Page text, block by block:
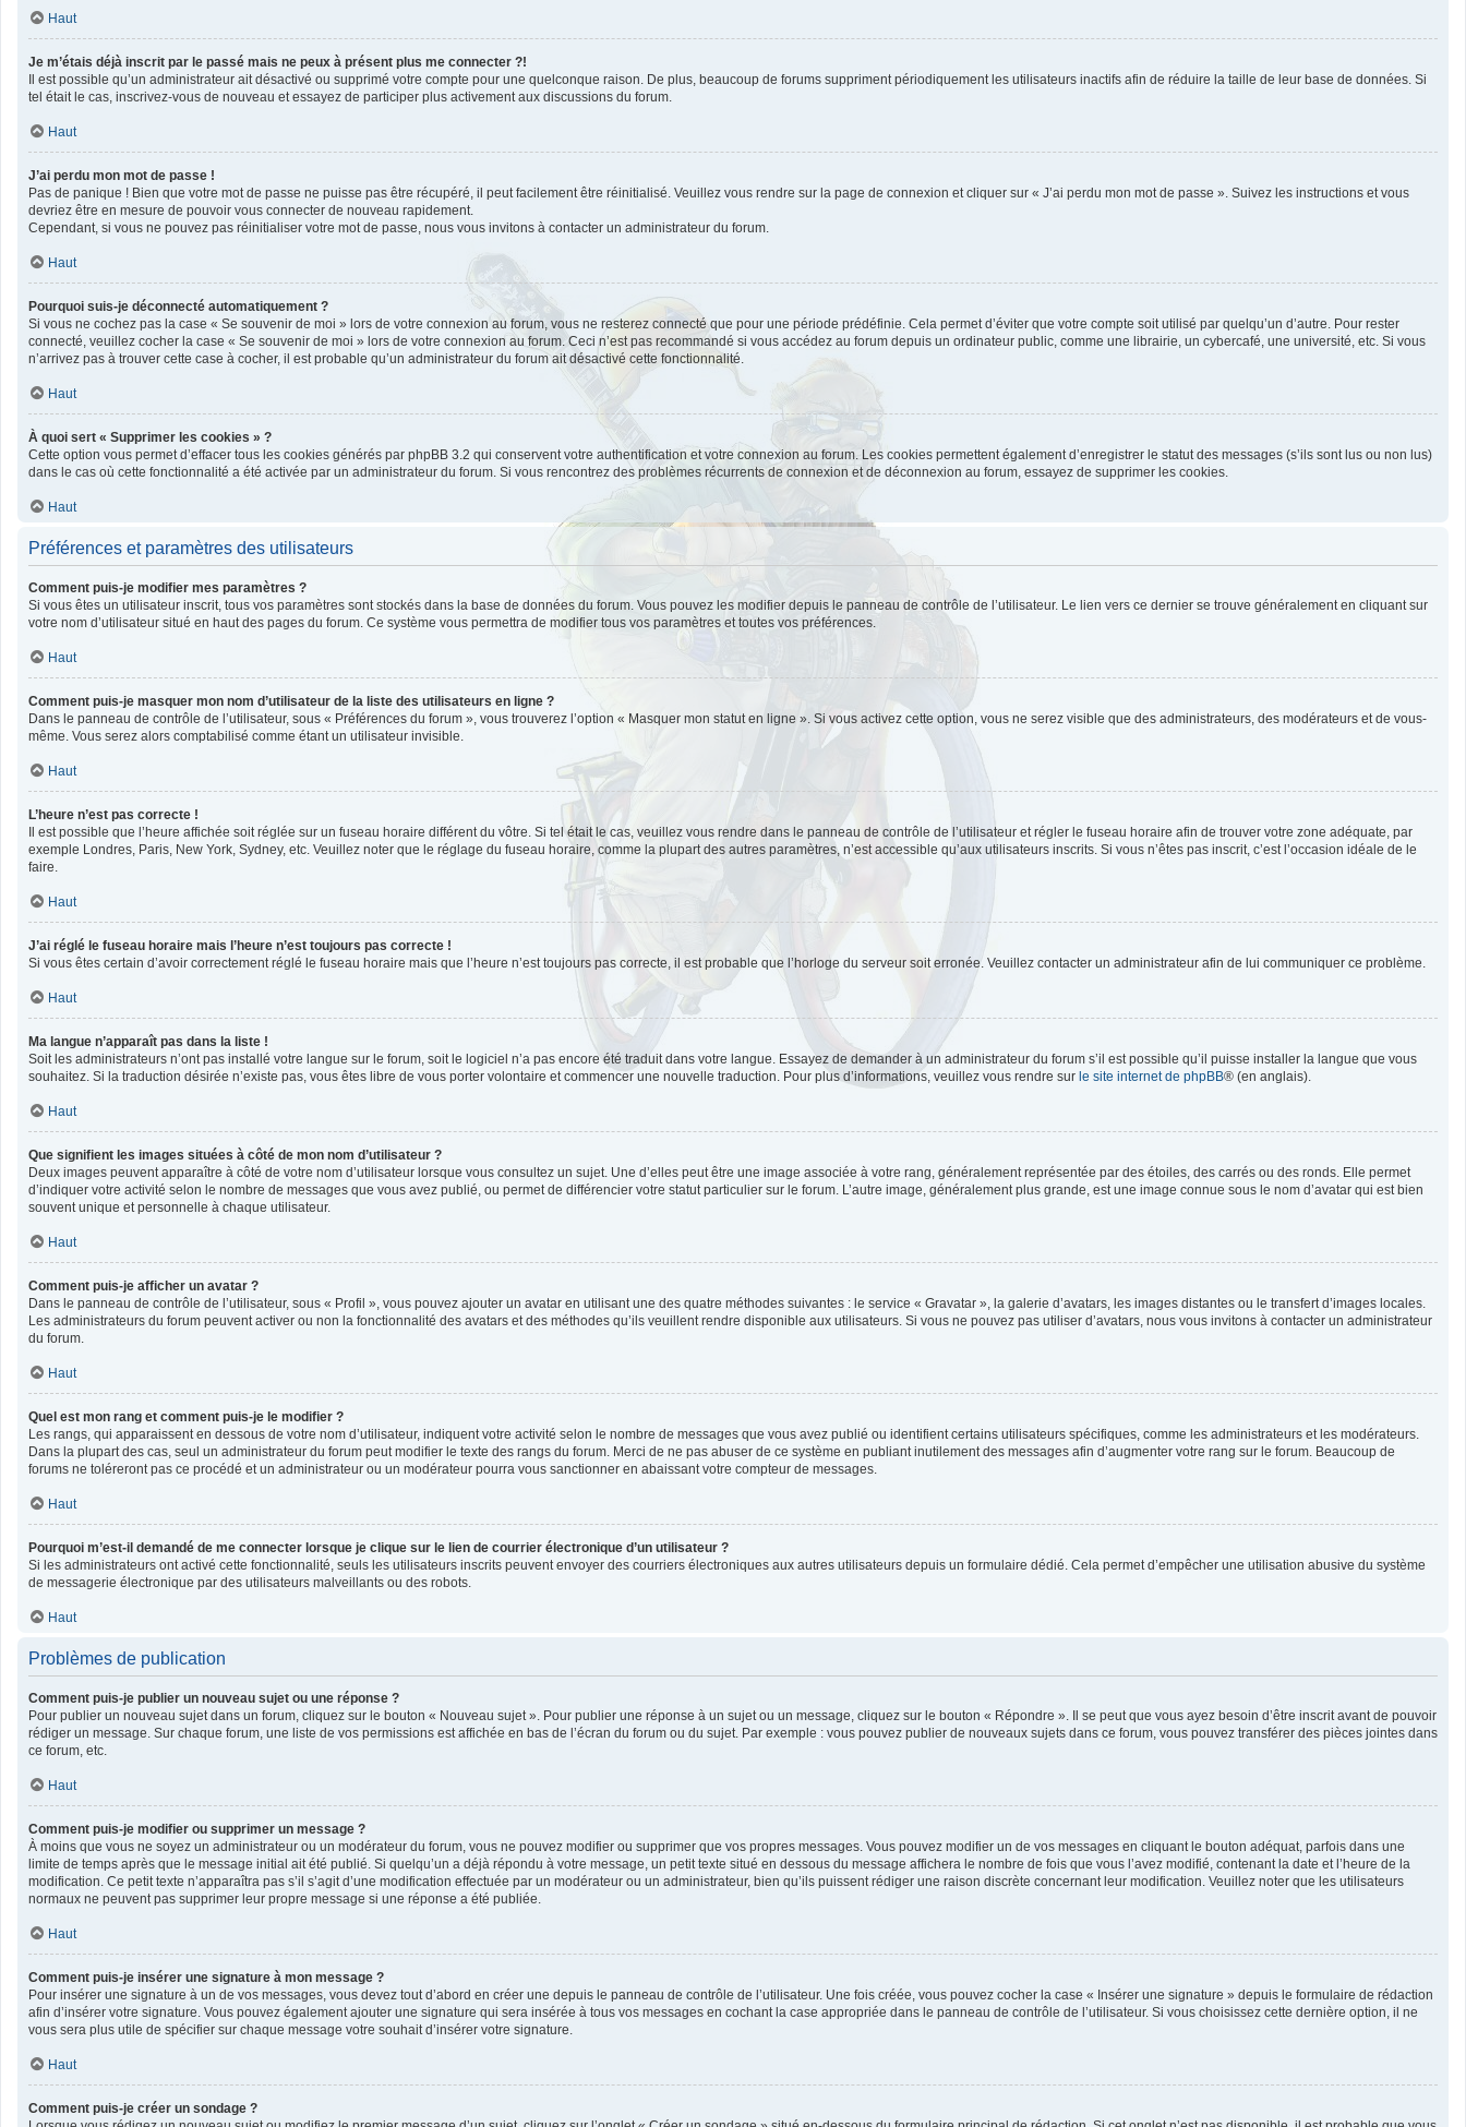
Haut
Je m’étais déjà inscrit par le passé mais ne peux à présent plus me connecter ?!
Il est possible qu’un administrateur ait désactivé ou supprimé votre compte pour une quelconque raison. De plus, beaucoup de forums suppriment périodiquement les utilisateurs inactifs afin de réduire la taille de leur base de données. Si
tel était le cas, inscrivez-vous de nouveau et essayez de participer plus activement aux discussions du forum.
Haut
J’ai perdu mon mot de passe !
Pas de panique ! Bien que votre mot de passe ne puisse pas être récupéré, il peut facilement être réinitialisé. Veuillez vous rendre sur la page de connexion et cliquer sur « J’ai perdu mon mot de passe ». Suivez les instructions et vous
devriez être en mesure de pouvoir vous connecter de nouveau rapidement.
Cependant, si vous ne pouvez pas réinitialiser votre mot de passe, nous vous invitons à contacter un administrateur du forum.
Haut
Pourquoi suis-je déconnecté automatiquement ?
Si vous ne cochez pas la case « Se souvenir de moi » lors de votre connexion au forum, vous ne resterez connecté que pour une période prédéfinie. Cela permet d’éviter que votre compte soit utilisé par quelqu’un d’autre. Pour rester
connecté, veuillez cocher la case « Se souvenir de moi » lors de votre connexion au forum. Ceci n’est pas recommandé si vous accédez au forum depuis un ordinateur public, comme une librairie, un cybercafé, une université, etc. Si vous
n’arrivez pas à trouver cette case à cocher, il est probable qu’un administrateur du forum ait désactivé cette fonctionnalité.
Haut
À quoi sert « Supprimer les cookies » ?
Cette option vous permet d’effacer tous les cookies générés par phpBB 3.2 qui conservent votre authentification et votre connexion au forum. Les cookies permettent également d’enregistrer le statut des messages (s’ils sont lus ou non lus)
dans le cas où cette fonctionnalité a été activée par un administrateur du forum. Si vous rencontrez des problèmes récurrents de connexion et de déconnexion au forum, essayez de supprimer les cookies.
Haut
Préférences et paramètres des utilisateurs
Comment puis-je modifier mes paramètres ?
Si vous êtes un utilisateur inscrit, tous vos paramètres sont stockés dans la base de données du forum. Vous pouvez les modifier depuis le panneau de contrôle de l’utilisateur. Le lien vers ce dernier se trouve généralement en cliquant sur
votre nom d’utilisateur situé en haut des pages du forum. Ce système vous permettra de modifier tous vos paramètres et toutes vos préférences.
Haut
Comment puis-je masquer mon nom d’utilisateur de la liste des utilisateurs en ligne ?
Dans le panneau de contrôle de l’utilisateur, sous « Préférences du forum », vous trouverez l’option « Masquer mon statut en ligne ». Si vous activez cette option, vous ne serez visible que des administrateurs, des modérateurs et de vous-
même. Vous serez alors comptabilisé comme étant un utilisateur invisible.
Haut
L’heure n’est pas correcte !
Il est possible que l’heure affichée soit réglée sur un fuseau horaire différent du vôtre. Si tel était le cas, veuillez vous rendre dans le panneau de contrôle de l’utilisateur et régler le fuseau horaire afin de trouver votre zone adéquate, par
exemple Londres, Paris, New York, Sydney, etc. Veuillez noter que le réglage du fuseau horaire, comme la plupart des autres paramètres, n’est accessible qu’aux utilisateurs inscrits. Si vous n’êtes pas inscrit, c’est l’occasion idéale de le
faire.
Haut
J’ai réglé le fuseau horaire mais l’heure n’est toujours pas correcte !
Si vous êtes certain d’avoir correctement réglé le fuseau horaire mais que l’heure n’est toujours pas correcte, il est probable que l’horloge du serveur soit erronée. Veuillez contacter un administrateur afin de lui communiquer ce problème.
Haut
Ma langue n’apparaît pas dans la liste !
Soit les administrateurs n’ont pas installé votre langue sur le forum, soit le logiciel n’a pas encore été traduit dans votre langue. Essayez de demander à un administrateur du forum s’il est possible qu’il puisse installer la langue que vous
souhaitez. Si la traduction désirée n’existe pas, vous êtes libre de vous porter volontaire et commencer une nouvelle traduction. Pour plus d’informations, veuillez vous rendre sur le site internet de phpBB® (en anglais).
Haut
Que signifient les images situées à côté de mon nom d’utilisateur ?
Deux images peuvent apparaître à côté de votre nom d’utilisateur lorsque vous consultez un sujet. Une d’elles peut être une image associée à votre rang, généralement représentée par des étoiles, des carrés ou des ronds. Elle permet
d’indiquer votre activité selon le nombre de messages que vous avez publié, ou permet de différencier votre statut particulier sur le forum. L’autre image, généralement plus grande, est une image connue sous le nom d’avatar qui est bien
souvent unique et personnelle à chaque utilisateur.
Haut
Comment puis-je afficher un avatar ?
Dans le panneau de contrôle de l’utilisateur, sous « Profil », vous pouvez ajouter un avatar en utilisant une des quatre méthodes suivantes : le service « Gravatar », la galerie d’avatars, les images distantes ou le transfert d’images locales.
Les administrateurs du forum peuvent activer ou non la fonctionnalité des avatars et des méthodes qu’ils veuillent rendre disponible aux utilisateurs. Si vous ne pouvez pas utiliser d’avatars, nous vous invitons à contacter un administrateur
du forum.
Haut
Quel est mon rang et comment puis-je le modifier ?
Les rangs, qui apparaissent en dessous de votre nom d’utilisateur, indiquent votre activité selon le nombre de messages que vous avez publié ou identifient certains utilisateurs spécifiques, comme les administrateurs et les modérateurs.
Dans la plupart des cas, seul un administrateur du forum peut modifier le texte des rangs du forum. Merci de ne pas abuser de ce système en publiant inutilement des messages afin d’augmenter votre rang sur le forum. Beaucoup de
forums ne toléreront pas ce procédé et un administrateur ou un modérateur pourra vous sanctionner en abaissant votre compteur de messages.
Haut
Pourquoi m’est-il demandé de me connecter lorsque je clique sur le lien de courrier électronique d’un utilisateur ?
Si les administrateurs ont activé cette fonctionnalité, seuls les utilisateurs inscrits peuvent envoyer des courriers électroniques aux autres utilisateurs depuis un formulaire dédié. Cela permet d’empêcher une utilisation abusive du système
de messagerie électronique par des utilisateurs malveillants ou des robots.
Haut
Problèmes de publication
Comment puis-je publier un nouveau sujet ou une réponse ?
Pour publier un nouveau sujet dans un forum, cliquez sur le bouton « Nouveau sujet ». Pour publier une réponse à un sujet ou un message, cliquez sur le bouton « Répondre ». Il se peut que vous ayez besoin d’être inscrit avant de pouvoir
rédiger un message. Sur chaque forum, une liste de vos permissions est affichée en bas de l’écran du forum ou du sujet. Par exemple : vous pouvez publier de nouveaux sujets dans ce forum, vous pouvez transférer des pièces jointes dans
ce forum, etc.
Haut
Comment puis-je modifier ou supprimer un message ?
À moins que vous ne soyez un administrateur ou un modérateur du forum, vous ne pouvez modifier ou supprimer que vos propres messages. Vous pouvez modifier un de vos messages en cliquant le bouton adéquat, parfois dans une
limite de temps après que le message initial ait été publié. Si quelqu’un a déjà répondu à votre message, un petit texte situé en dessous du message affichera le nombre de fois que vous l’avez modifié, contenant la date et l’heure de la
modification. Ce petit texte n’apparaîtra pas s’il s’agit d’une modification effectuée par un modérateur ou un administrateur, bien qu’ils puissent rédiger une raison discrète concernant leur modification. Veuillez noter que les utilisateurs
normaux ne peuvent pas supprimer leur propre message si une réponse a été publiée.
Haut
Comment puis-je insérer une signature à mon message ?
Pour insérer une signature à un de vos messages, vous devez tout d’abord en créer une depuis le panneau de contrôle de l’utilisateur. Une fois créée, vous pouvez cocher la case « Insérer une signature » depuis le formulaire de rédaction
afin d’insérer votre signature. Vous pouvez également ajouter une signature qui sera insérée à tous vos messages en cochant la case appropriée dans le panneau de contrôle de l’utilisateur. Si vous choisissez cette dernière option, il ne
vous sera plus utile de spécifier sur chaque message votre souhait d’insérer votre signature.
Haut
Comment puis-je créer un sondage ?